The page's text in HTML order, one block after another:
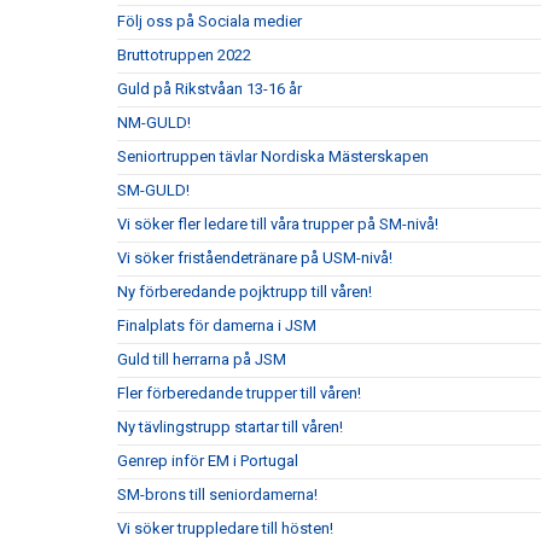
Följ oss på Sociala medier
Bruttotruppen 2022
Guld på Rikstvåan 13-16 år
NM-GULD!
Seniortruppen tävlar Nordiska Mästerskapen
SM-GULD!
Vi söker fler ledare till våra trupper på SM-nivå!
Vi söker friståendetränare på USM-nivå!
Ny förberedande pojktrupp till våren!
Finalplats för damerna i JSM
Guld till herrarna på JSM
Fler förberedande trupper till våren!
Ny tävlingstrupp startar till våren!
Genrep inför EM i Portugal
SM-brons till seniordamerna!
Vi söker truppledare till hösten!